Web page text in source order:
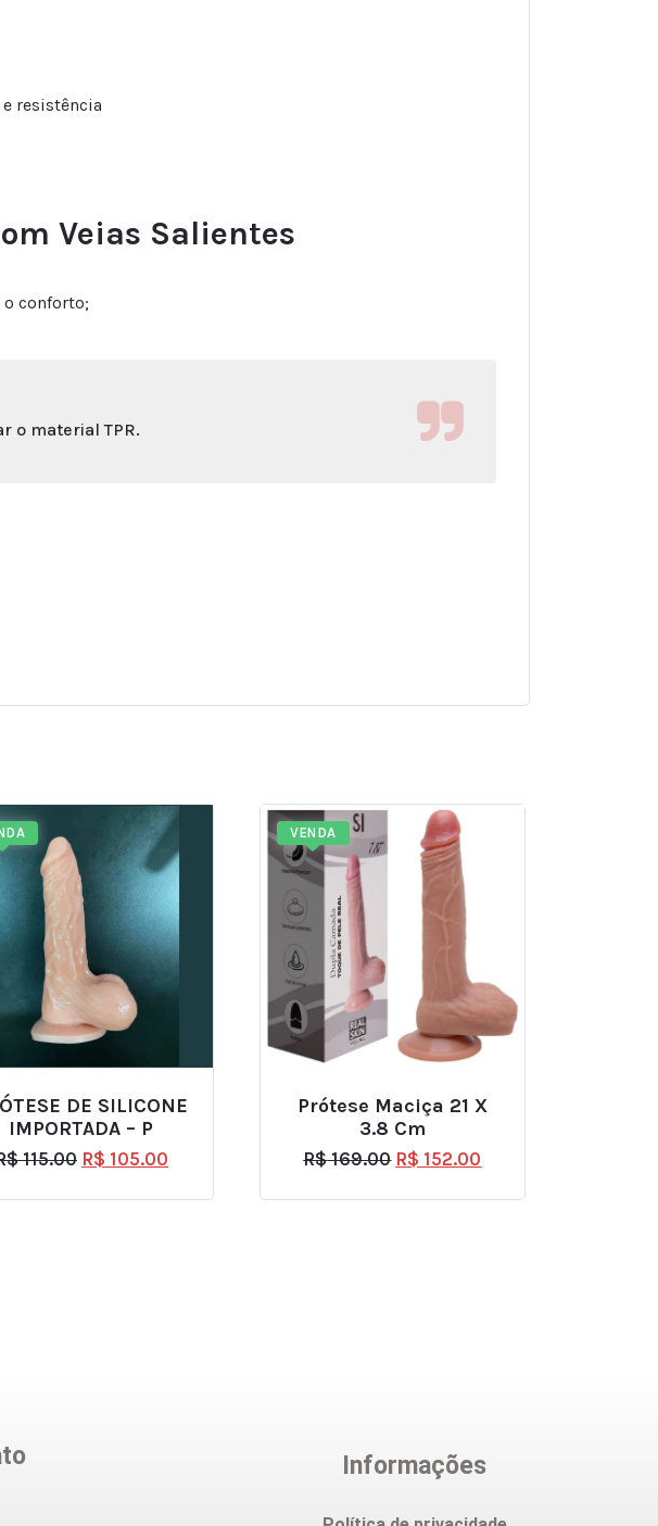
resistência
Veias Salientes
conforto;
o material TPR.
DE SILICONE
IMPORTADA – P
115.00 R$ 105.00
VENDA
Prótese Maciça 21 X
3.8 Cm
R$169.00 R$ 152.00
Informações